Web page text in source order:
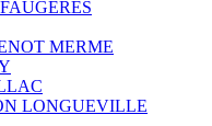
MERME
LONGUEVILLE